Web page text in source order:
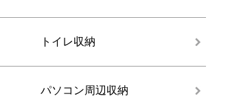
トイレ収納
パソコン周辺収納